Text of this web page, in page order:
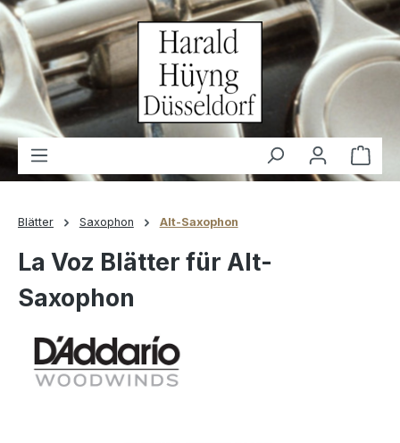
springen
Blätter Saxophon Alt-Saxophon
La Voz Blätter für Alt-
Saxophon